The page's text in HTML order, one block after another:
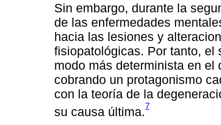
Sin embargo, durante la
de las enfermedades
hacia las lesiones y
fisiopatológicas. Por tanto, el
modo más determinista en
cobrando un protagonismo
con la teoría de la
su causa última.7